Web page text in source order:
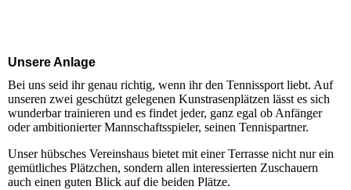
Unsere Anlage
Bei uns seid ihr genau richtig, wenn ihr den Tennissport liebt. Auf
unseren zwei geschützt gelegenen Kunstrasenplätzen lässt es sich
wunderbar trainieren und es findet jeder, ganz egal ob Anfänger
oder ambitionierter Mannschaftsspieler, seinen Tennispartner.
Unser hübsches Vereinshaus bietet mit einer Terrasse nicht nur ein
gemütliches Plätzchen, sondern allen interessierten Zuschauern
auch einen guten Blick auf die beiden Plätze.